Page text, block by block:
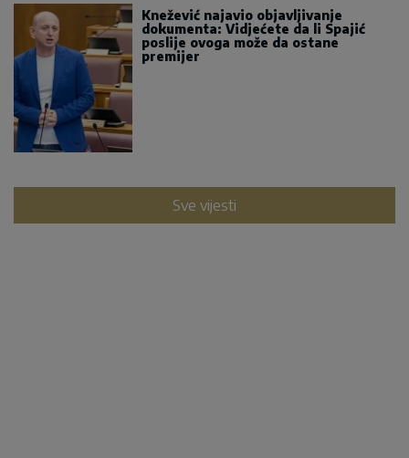
Knežević najavio objavljivanje
dokumenta: Vidjećete da li Spajić
poslije ovoga može da ostane
premijer
Sve vijesti